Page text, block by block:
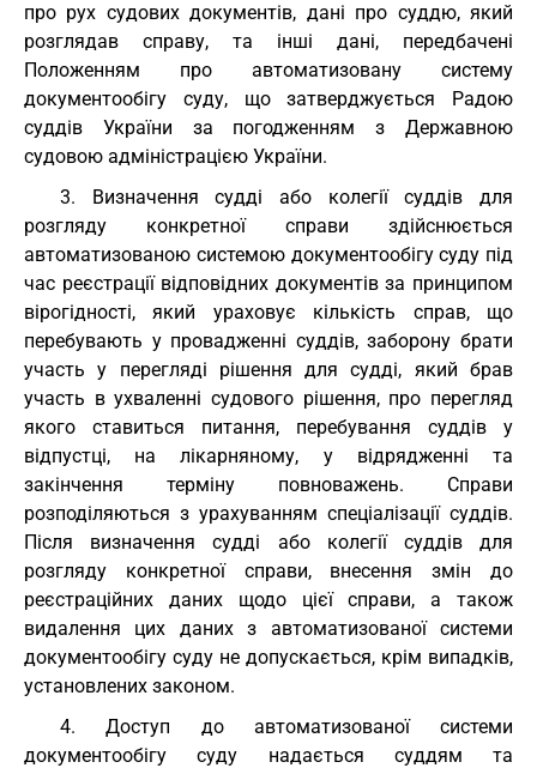
про рух судових документів, дані про суддю, який
розглядав справу, та інші дані, передбачені
Положенням про автоматизовану систему
документообігу суду, що затверджується Радою
суддів України за погодженням з Державною
судовою адміністрацією України.
3. Визначення судді або колегії суддів для
розгляду конкретної справи здійснюється
автоматизованою системою документообігу суду під
час реєстрації відповідних документів за принципом
вірогідності, який ураховує кількість справ, що
перебувають у провадженні суддів, заборону брати
участь у перегляді рішення для судді, який брав
участь в ухваленні судового рішення, про перегляд
якого ставиться питання, перебування суддів у
відпустці, на лікарняному, у відрядженні та
закінчення терміну повноважень. Справи
розподіляються з урахуванням спеціалізації суддів.
Після визначення судді або колегії суддів для
розгляду конкретної справи, внесення змін до
реєстраційних даних щодо цієї справи, а також
видалення цих даних з автоматизованої системи
документообігу суду не допускається, крім випадків,
установлених законом.
4. Доступ до автоматизованої системи
документообігу суду надається суддям та